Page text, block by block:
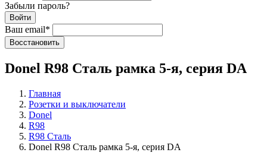
Забыли пароль?
Войти
Ваш email*
Воcстановить
Donel R98 Сталь рамка 5-я, серия DA
Главная
Розетки и выключатели
Donel
R98
R98 Сталь
Donel R98 Сталь рамка 5-я, серия DA